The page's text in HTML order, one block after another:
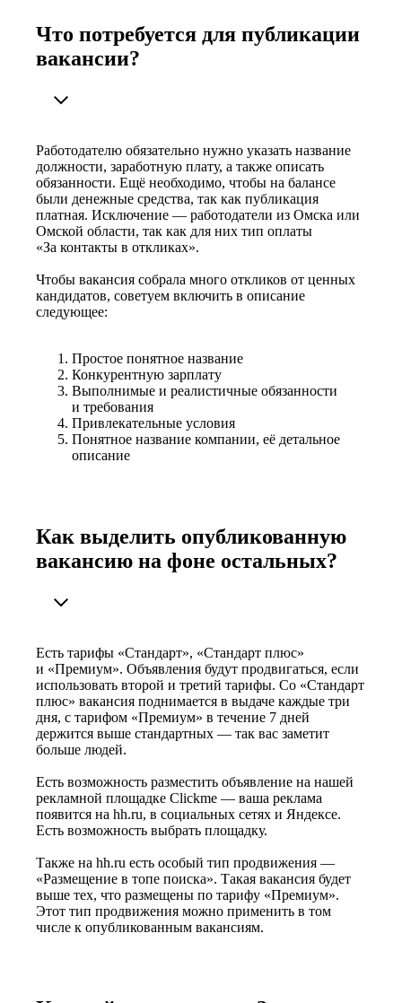
Что потребуется для публикации
вакансии?
Работодателю обязательно нужно указать название
должности, заработную плату, а также описать
обязанности. Ещё необходимо, чтобы на балансе
были денежные средства, так как публикация
платная. Исключение — работодатели из Омска или
Омской области, так как для них тип оплаты
«За контакты в откликах».
Чтобы вакансия собрала много откликов от ценных
кандидатов, советуем включить в описание
следующее:
Простое понятное название
Конкурентную зарплату
Выполнимые и реалистичные обязанности
и требования
Привлекательные условия
Понятное название компании, её детальное
описание
Как выделить опубликованную
вакансию на фоне остальных?
Есть тарифы «Стандарт», «Стандарт плюс»
и «Премиум». Объявления будут продвигаться, если
использовать второй и третий тарифы. Со «Стандарт
плюс» вакансия поднимается в выдаче каждые три
дня, с тарифом «Премиум» в течение 7 дней
держится выше стандартных — так вас заметит
больше людей.
Есть возможность разместить объявление на нашей
рекламной площадке Clickme — ваша реклама
появится на hh.ru, в социальных сетях и Яндексе.
Есть возможность выбрать площадку.
Также на hh.ru есть особый тип продвижения —
«Размещение в топе поиска». Такая вакансия будет
выше тех, что размещены по тарифу «Премиум».
Этот тип продвижения можно применить в том
числе к опубликованным вакансиям.